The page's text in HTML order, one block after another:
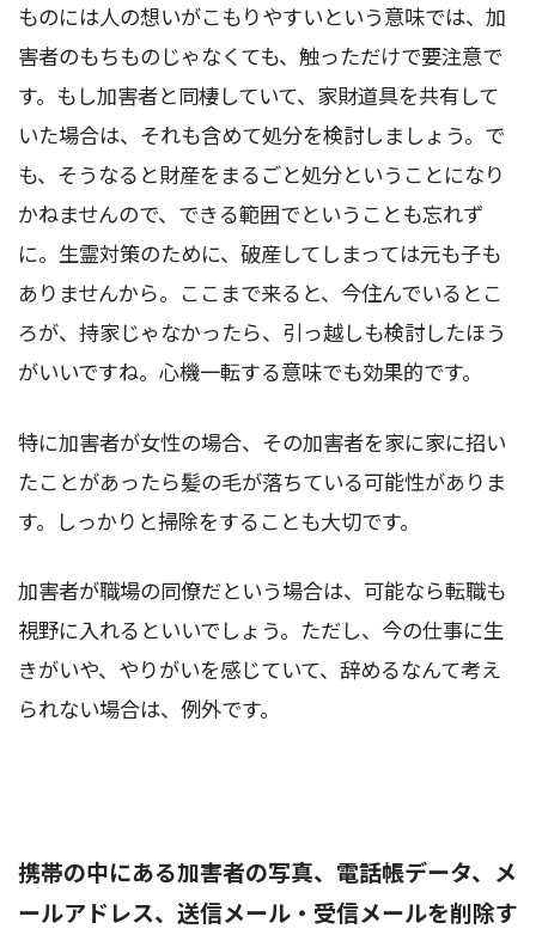
ものには人の想いがこもりやすいという意味では、加
害者のもちものじゃなくても、触っただけで要注意で
す。もし加害者と同棲していて、家財道具を共有して
いた場合は、それも含めて処分を検討しましょう。で
も、そうなると財産をまるごと処分ということになり
かねませんので、できる範囲でということも忘れず
に。生霊対策のために、破産してしまっては元も子も
ありませんから。ここまで来ると、今住んでいるとこ
ろが、持家じゃなかったら、引っ越しも検討したほう
がいいですね。心機一転する意味でも効果的です。
特に加害者が女性の場合、その加害者を家に家に招い
たことがあったら髪の毛が落ちている可能性がありま
す。しっかりと掃除をすることも大切です。
加害者が職場の同僚だという場合は、可能なら転職も
視野に入れるといいでしょう。ただし、今の仕事に生
きがいや、やりがいを感じていて、辞めるなんて考え
られない場合は、例外です。
携帯の中にある加害者の写真、電話帳データ、メ
ールアドレス、送信メール・受信メールを削除す